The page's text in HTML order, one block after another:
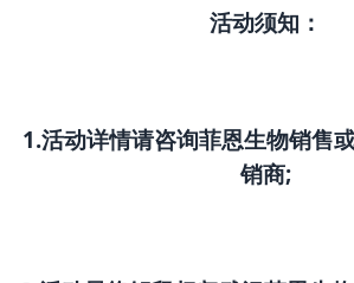
活动须知：
1.活动详情请咨询菲恩生物销售
销商;